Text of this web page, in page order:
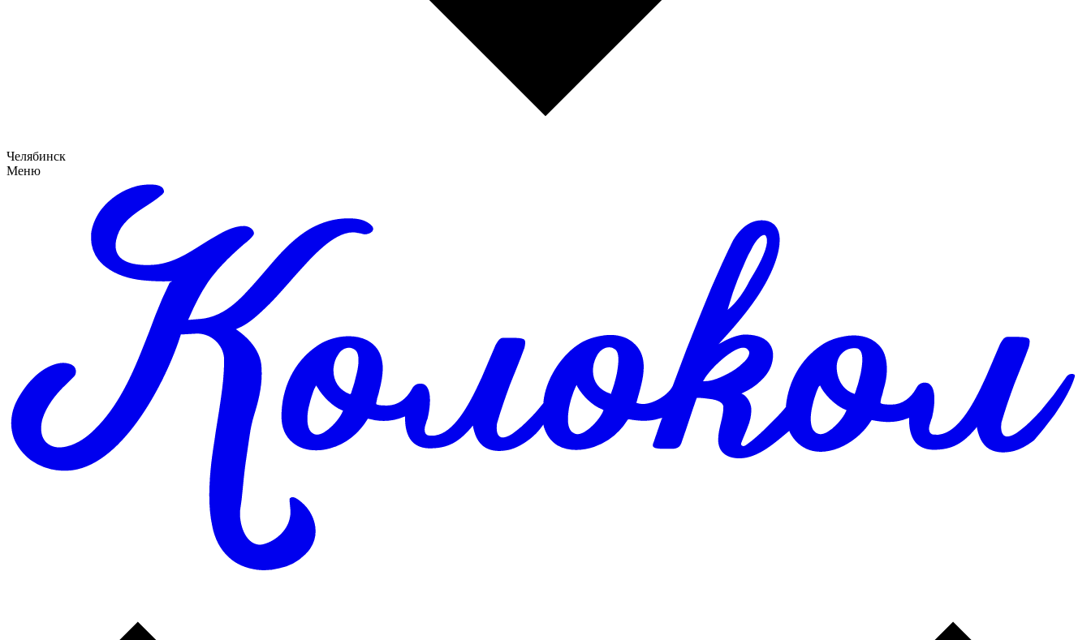
Челябинск
Меню